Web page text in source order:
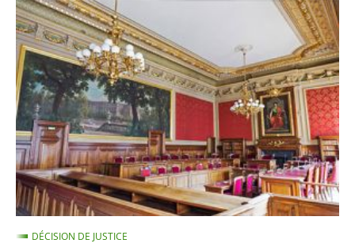
Ocean
Viking
:
le
Conseil
d’État
rejette
l’appel
demandant
qu’il
soitDÉCISION DE JUSTICE